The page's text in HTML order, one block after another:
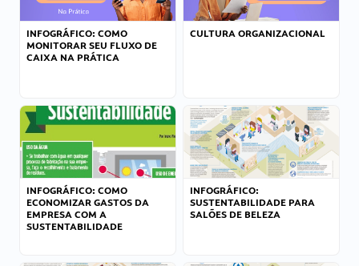
INFOGRÁFICO: COMO
MONITORAR SEU FLUXO DE
CAIXA NA PRÁTICA
CULTURA ORGANIZACIONAL
INFOGRÁFICO: COMO
ECONOMIZAR GASTOS DA
EMPRESA COM A
SUSTENTABILIDADE
INFOGRÁFICO:
SUSTENTABILIDADE PARA
SALÕES DE BELEZA